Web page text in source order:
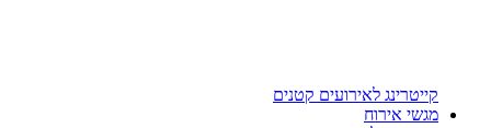
קייטרינג לאירועים קטנים
מגשי אירוח